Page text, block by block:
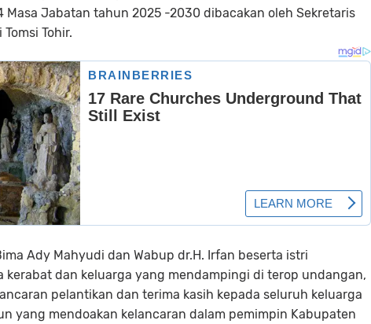
Masa Jabatan tahun 2025 -2030 dibacakan oleh Sekretaris
Tohir.
Ady Mahyudi dan Wabup dr.H. Irfan beserta istri
kerabat dan keluarga yang mendampingi di terop undangan,
pelantikan dan terima kasih kepada seluruh keluarga
yang mendoakan kelancaran dalam pemimpin Kabupaten